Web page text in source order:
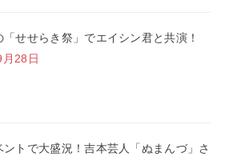
「せせらき祭」でエイシン君と共演！
28日
ントで大盛況！吉本芸人「ぬまんづ」さ